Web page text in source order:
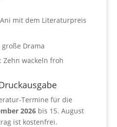
mit dem Literaturpreis
große Drama
Zehn wackeln froh
Termine für die
2026bis 15. August
ist kostenfrei.